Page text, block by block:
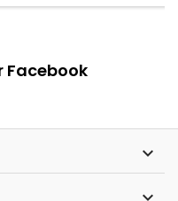
Facebook
